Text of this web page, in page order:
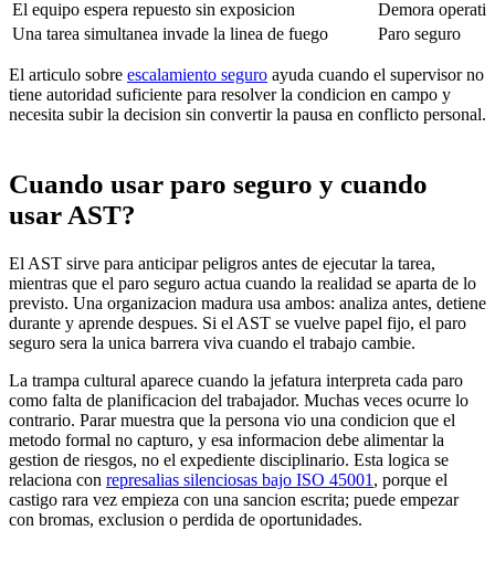
El equipo espera repuesto sin exposicion
Demora
Una tarea simultanea invade la linea de fuego
Paro seguro
El articulo sobre escalamiento seguro ayuda cuando el supervisor no
tiene autoridad suficiente para resolver la condicion en campo y
necesita subir la decision sin convertir la pausa en conflicto personal.
Cuando usar paro seguro y cuando
usar AST?
El AST sirve para anticipar peligros antes de ejecutar la tarea,
mientras que el paro seguro actua cuando la realidad se aparta de lo
previsto. Una organizacion madura usa ambos: analiza antes, detiene
durante y aprende despues. Si el AST se vuelve papel fijo, el paro
seguro sera la unica barrera viva cuando el trabajo cambie.
La trampa cultural aparece cuando la jefatura interpreta cada paro
como falta de planificacion del trabajador. Muchas veces ocurre lo
contrario. Parar muestra que la persona vio una condicion que el
metodo formal no capturo, y esa informacion debe alimentar la
gestion de riesgos, no el expediente disciplinario. Esta logica se
relaciona con represalias silenciosas bajo ISO 45001 , porque el
castigo rara vez empieza con una sancion escrita; puede empezar
con bromas, exclusion o perdida de oportunidades.